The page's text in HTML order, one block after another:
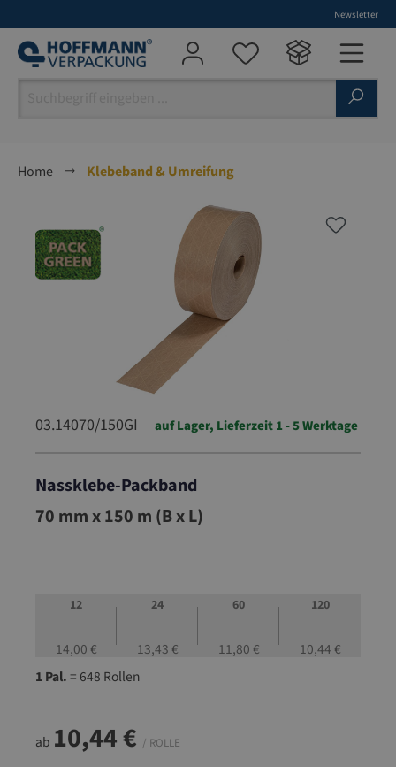
Newsletter
Home
Klebeband & Umreifung
03.14070/150GI auf Lager, Lieferzeit 1 - 5 Werktage
Nassklebe-Packband
03.14070/150GI
70 mm x 150 m (B x L)
12
14,00 €
24
13,43 €
60
11,80 €
120
10,44 €
1 Pal.= 648 Rollen
ab 10,44 € / ROLLE